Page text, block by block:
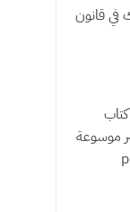
قانون
تحميل أكثر من 5000 كتاب
موسوعة